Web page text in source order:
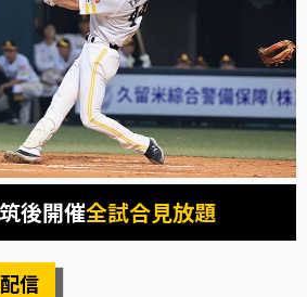
後開催全試合見放題
信